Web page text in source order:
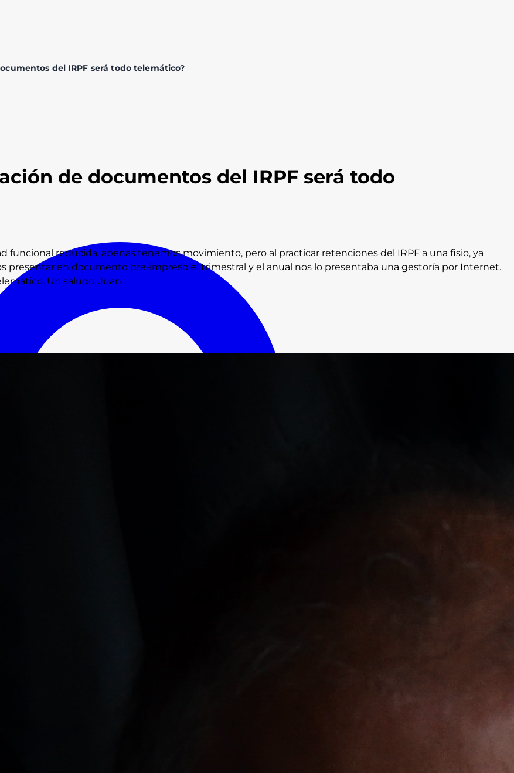
del IRPF será todo telemático?
de documentos del IRPF será todo
funcional reducida, apenas tenemos movimiento, pero al practicar retenciones del IRPF a una fisio, ya
presentar en documento pre-impreso el trimestral y el anual nos lo presentaba una gestoría por Internet.
Un saludo, Juan